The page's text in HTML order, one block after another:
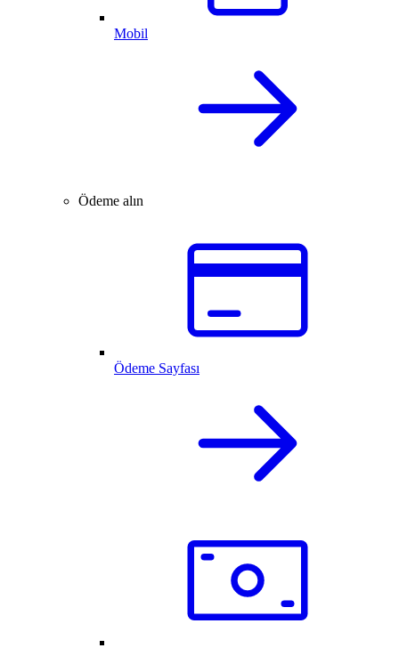
Mobil
Ödeme alın
Ödeme Sayfası